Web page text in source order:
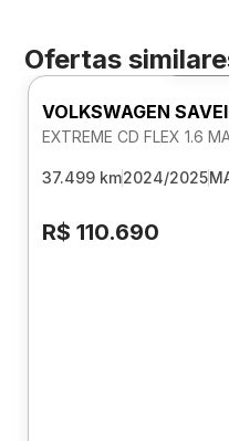
Ofertas Foto
VOLKSWAGEN
EXTREME CD FLEX 1.6
37.499 km2024/2025
R$ 110.690